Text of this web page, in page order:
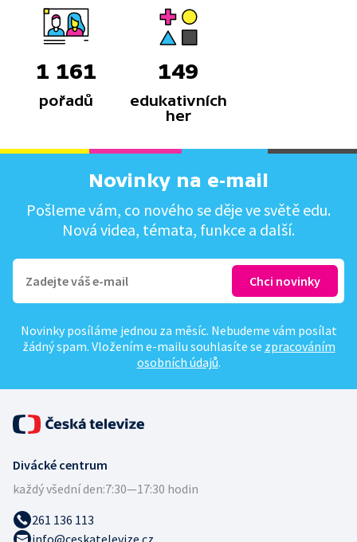
1 161
pořadů
149
edukativních
her
Novinky na e-mail
Pošleme vám, co nového se děje ve světě edu.
Nová videa, témata, funkce a další.
Novinky posíláme jednou za měsíc. Nebudeme vám posílat
žádný spam. Vložením e-mailu souhlasíte se zpracováním
osobních údajů.